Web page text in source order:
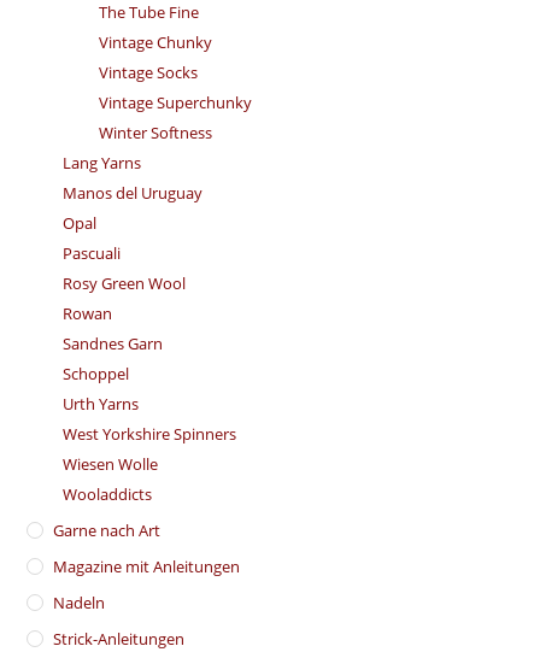
The Tube Fine
Vintage Chunky
Vintage Socks
Vintage Superchunky
Winter Softness
Lang Yarns
Manos del Uruguay
Opal
Pascuali
Rosy Green Wool
Rowan
Sandnes Garn
Schoppel
Urth Yarns
West Yorkshire Spinners
Wiesen Wolle
Wooladdicts
Garne nach Art
Magazine mit Anleitungen
Nadeln
Strick-Anleitungen